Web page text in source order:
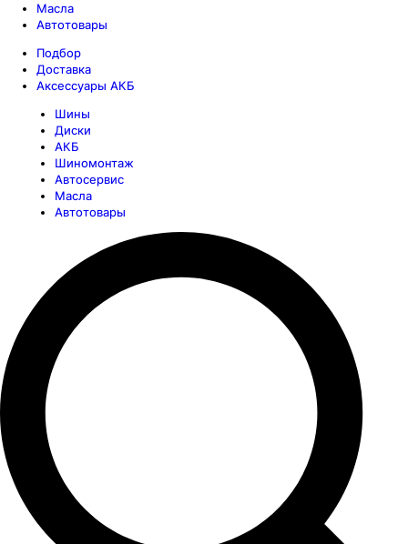
Масла
Автотовары
Подбор
Доставка
Аксессуары АКБ
Шины
Диски
АКБ
Шиномонтаж
Автосервис
Масла
Автотовары